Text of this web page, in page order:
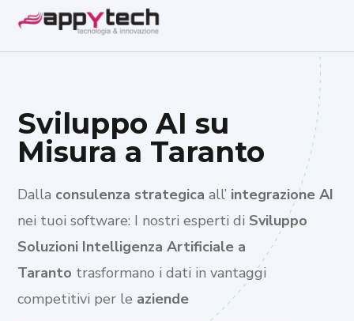
Sviluppo AI su
Misura a Taranto
Dalla consulenza strategica all’ integrazione AI
nei tuoi software: I nostri esperti di Sviluppo
Soluzioni Intelligenza Artificiale a
Taranto trasformano i dati in vantaggi
competitivi per le aziende